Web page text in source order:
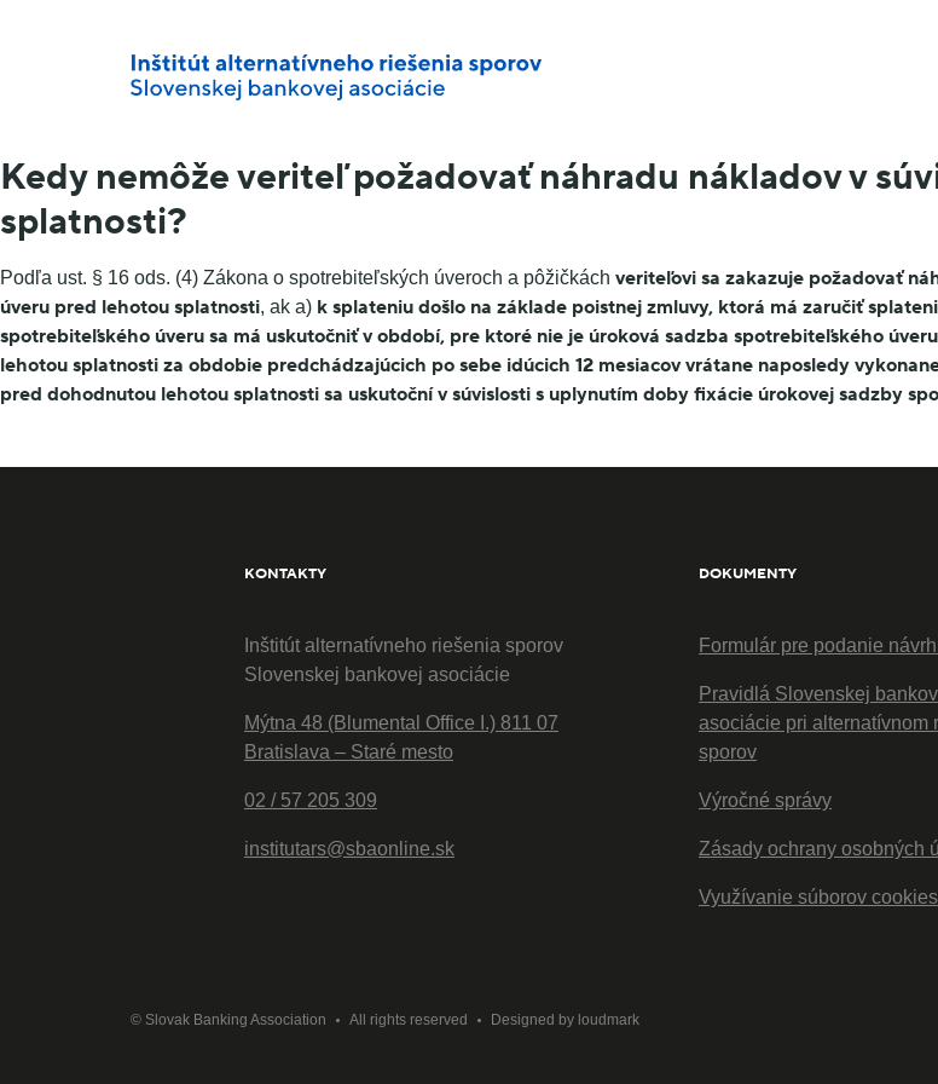
Kedy nemôže veriteľ požadovať náhradu nákladov v
splatnosti?
Podľa ust. § 16 ods. (4) Zákona o spotrebiteľských úveroch a pôžičkách veriteľovi sa zakazuje požadovať
úveru pred lehotou splatnosti, ak a) k splateniu došlo na základe poistnej zmluvy, ktorá má zaručiť
spotrebiteľského úveru sa má uskutočniť v období, pre ktoré nie je úroková sadzba spotrebiteľského
lehotou splatnosti za obdobie predchádzajúcich po sebe idúcich 12 mesiacov vrátane naposledy
pred dohodnutou lehotou splatnosti sa uskutoční v súvislosti s uplynutím doby fixácie úrokovej sadzby
KONTAKTY
Inštitút alternatívneho riešenia sporov
Slovenskej bankovej asociácie
Mýtna 48 (Blumental Office I.) 811 07
Bratislava – Staré mesto
02 / 57 205 309
institutars@sbaonline.sk
DOKUMENTY
Formulár pre podanie
Pravidlá Slovenskej
asociácie pri alternatívnom
sporov
Výročné správy
Zásady ochrany osobných
Využívanie súborov cookies
© Slovak Banking Association All rights reserved Designed by loudmark